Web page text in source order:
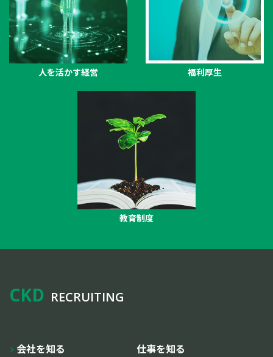
人を活かす経営 福利厚生
教育制度
CKD RECRUITING
会社を知る 仕事を知る